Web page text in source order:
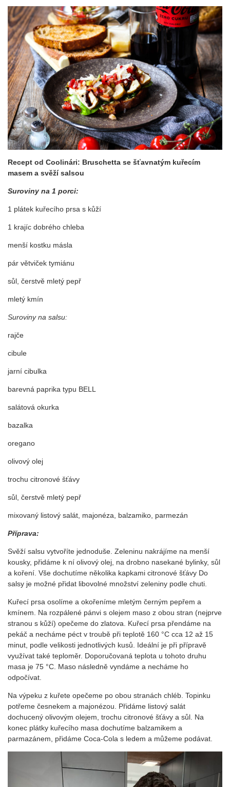
Recept od Coolinári: Bruschetta se šťavnatým kuřecím
masem a svěží salsou
Suroviny na 1 porci:
1 plátek kuřecího prsa s kůží
1 krajíc dobrého chleba
menší kostku másla
pár větviček tymiánu
sůl, čerstvě mletý pepř
mletý kmín
Suroviny na salsu:
rajče
cibule
jarní cibulka
barevná paprika typu BELL
salátová okurka
bazalka
oregano
olivový olej
trochu citronové šťávy
sůl, čerstvě mletý pepř
mixovaný listový salát, majonéza, balzamiko, parmezán
Příprava:
Svěží salsu vytvoříte jednoduše. Zeleninu nakrájíme na menší
kousky, přidáme k ní olivový olej, na drobno nasekané bylinky, sůl
a koření. Vše dochutíme několika kapkami citronové šťávy Do
salsy je možné přidat libovolné množství zeleniny podle chuti.
Kuřecí prsa osolíme a okořeníme mletým černým pepřem a
kmínem. Na rozpálené pánvi s olejem maso z obou stran (nejprve
stranou s kůží) opečeme do zlatova. Kuřecí prsa přendáme na
pekáč a necháme péct v troubě při teplotě 160 °C cca 12 až 15
minut, podle velikosti jednotlivých kusů. Ideální je při přípravě
využívat také teploměr. Doporučovaná teplota u tohoto druhu
masa je 75 °C. Maso následně vyndáme a necháme ho
odpočívat.
Na výpeku z kuřete opečeme po obou stranách chléb. Topinku
potřeme česnekem a majonézou. Přidáme listový salát
dochucený olivovým olejem, trochu citronové šťávy a sůl. Na
konec plátky kuřecího masa dochutíme balzamikem a
parmazánem, přidáme Coca-Cola s ledem a můžeme podávat.